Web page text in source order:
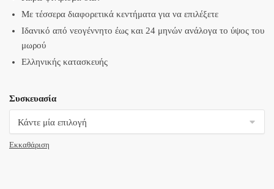
Με τέσσερα διαφορετικά κεντήματα για να επιλέξετε
Ιδανικό από νεογέννητο έως και 24 μηνών ανάλογα το ύψος του
μωρού
Ελληνικής κατασκευής
Συσκευασία
Εκκαθάριση